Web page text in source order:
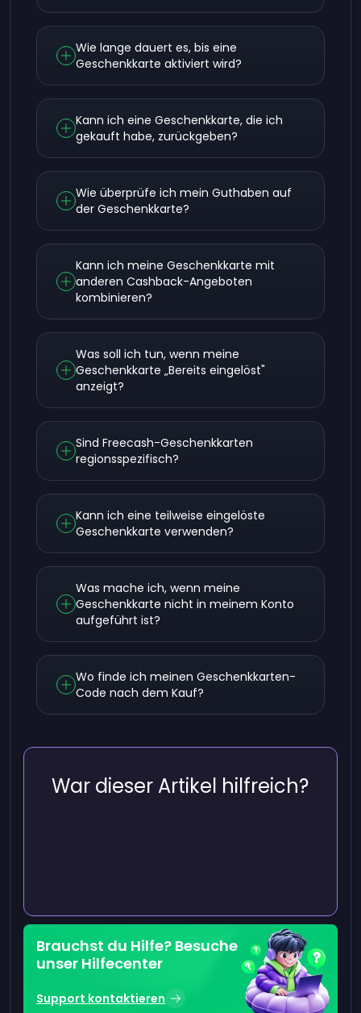
Wie lange dauert es, bis eine
Geschenkkarte aktiviert wird?
Kann ich eine Geschenkkarte, die ich
gekauft habe, zurückgeben?
Wie überprüfe ich mein Guthaben auf
der Geschenkkarte?
Kann ich meine Geschenkkarte mit
anderen Cashback-Angeboten
kombinieren?
Was soll ich tun, wenn meine
Geschenkkarte „Bereits eingelöst"
anzeigt?
Sind Freecash-Geschenkkarten
regionsspezifisch?
Kann ich eine teilweise eingelöste
Geschenkkarte verwenden?
Was mache ich, wenn meine
Geschenkkarte nicht in meinem Konto
aufgeführt ist?
Wo finde ich meinen Geschenkkarten-
Code nach dem Kauf?
War dieser Artikel hilfreich?
Brauchst du Hilfe? Besuche
unser Hilfecenter
Support kontaktieren